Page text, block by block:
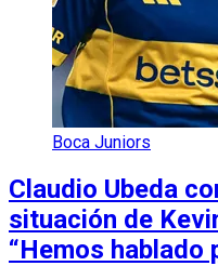
Boca Juniors
Claudio Ubeda
situación de
“Hemos hablado